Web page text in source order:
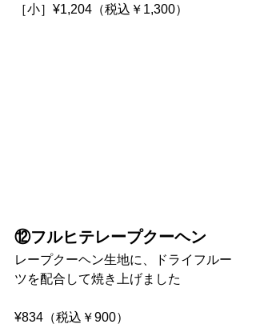
［小］¥1,204（税込￥1,300）
⑫フルヒテレープクーヘン
レープクーヘン生地に、ドライフルー
ツを配合して焼き上げました
¥834（税込￥900）